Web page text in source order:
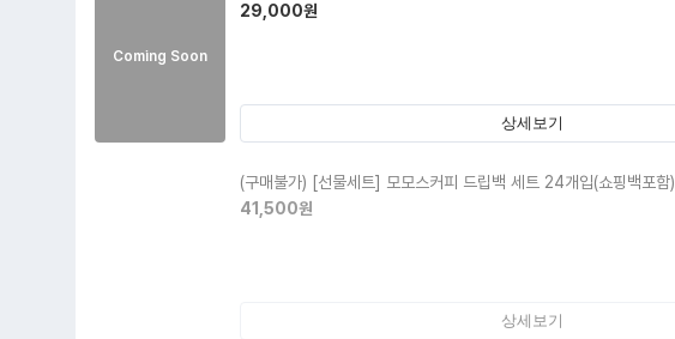
Coming Soon
29,000원
상세보기
(구매불가) [선물세트] 모모스커피 드립백 세트 24개입(쇼핑백포함)
41,500원
상세보기